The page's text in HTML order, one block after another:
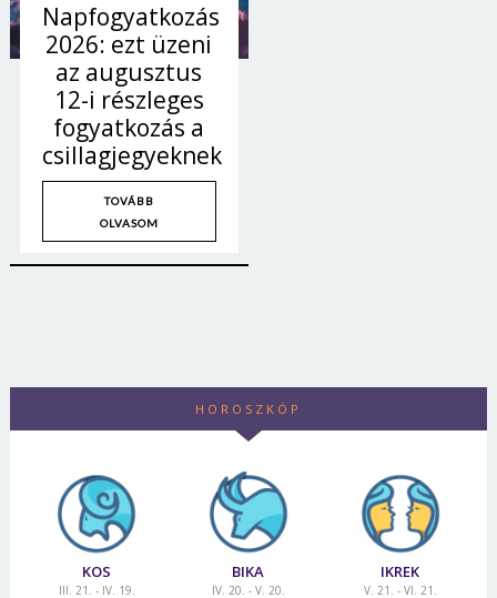
Napfogyatkozás
2026: ezt üzeni
az augusztus
12-i részleges
fogyatkozás a
csillagjegyeknek
TOVÁBB
OLVASOM
HOROSZKÓP
KOS
III. 21. - IV. 19.
BIKA
IV. 20. - V. 20.
IKREK
V. 21. - VI. 21.